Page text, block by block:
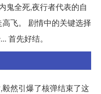
鬼全死,夜行者代表的自
飞。 剧情中的关键选择
首先好结。
毅然引爆了核弹结束了这